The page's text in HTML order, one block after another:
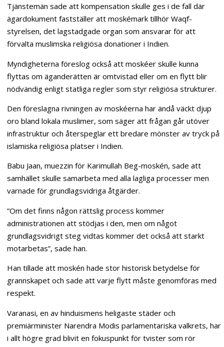
Tjänstemän sade att kompensation skulle ges i de fall där
ägardokument fastställer att moskémark tillhör Waqf-
styrelsen, det lagstadgade organ som ansvarar för att
förvalta muslimska religiösa donationer i Indien.
Myndigheterna föreslog också att moskéer skulle kunna
flyttas om äganderätten är omtvistad eller om en flytt blir
nödvändig enligt statliga regler som styr religiösa strukturer.
Den föreslagna rivningen av moskéerna har ändå väckt djup
oro bland lokala muslimer, som säger att frågan går utöver
infrastruktur och återspeglar ett bredare mönster av tryck på
islamiska religiösa platser i Indien.
Babu Jaan, muezzin för Karimullah Beg-moskén, sade att
samhället skulle samarbeta med alla lagliga processer men
varnade för grundlagsvidriga åtgärder.
”Om det finns någon rättslig process kommer
administrationen att stödjas i den, men om något
grundlagsvidrigt steg vidtas kommer det också att starkt
motarbetas”, sade han.
Han tillade att moskén hade stor historisk betydelse för
grannskapet och sade att varje flytt måste genomföras med
respekt.
Varanasi, en av hinduismens heligaste städer och
premiärminister Narendra Modis parlamentariska valkrets, har
i allt högre grad blivit en fokuspunkt för tvister som rör